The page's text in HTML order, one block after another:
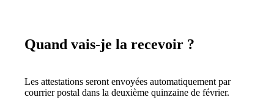
Quand vais-je la recevoir ?
Les attestations seront envoyées automatiquement par
courrier postal dans la deuxième quinzaine de février.